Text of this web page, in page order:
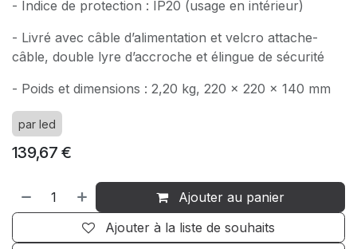
- Indice de protection : IP20 (usage en intérieur)
- Livré avec câble d’alimentation et velcro attache-
câble, double lyre d’accroche et élingue de sécurité
- Poids et dimensions : 2,20 kg, 220 x 220 x 140 mm
par led
139,67 €
Ajouter au panier
Ajouter à la liste de souhaits